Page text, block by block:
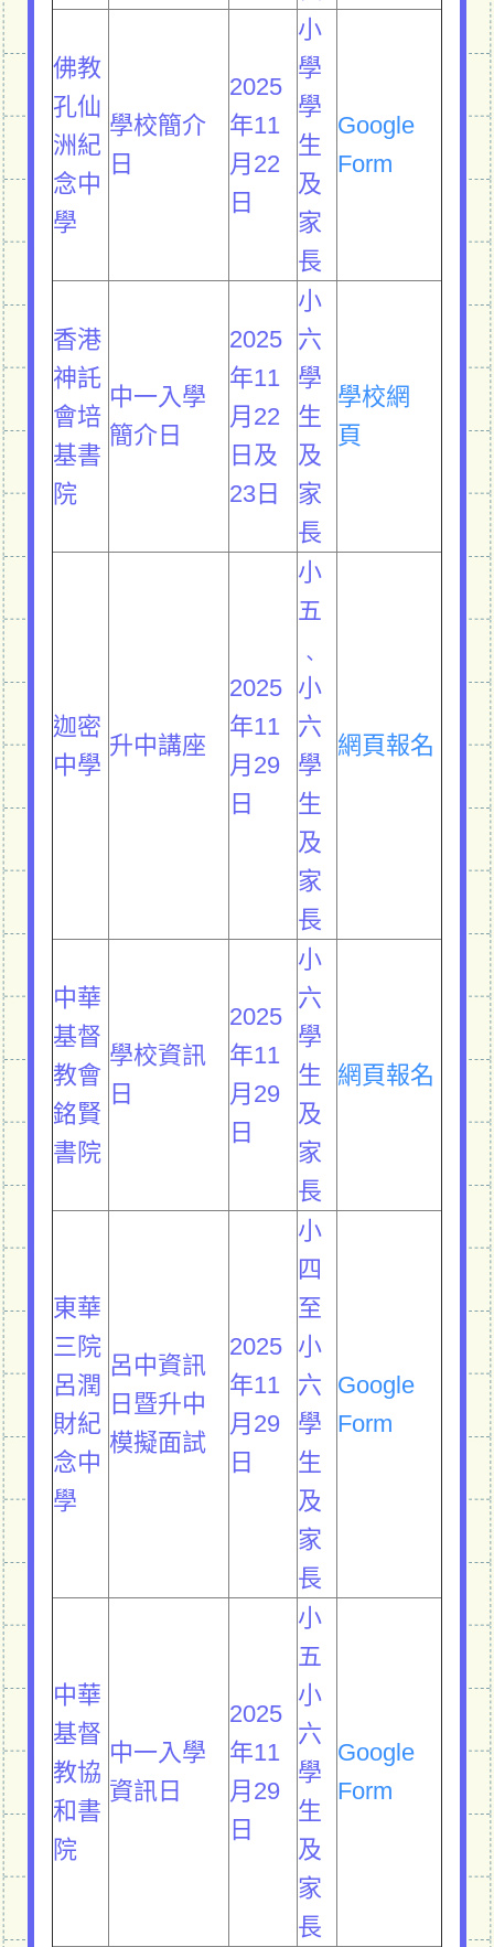
佛教
孔仙
洲紀
念中
學
學校簡介
日
2025
年11
月22
日
小
學
學
生
及
家
長
Google
Form
香港
神託
會培
基書
院
中一入學
簡介日
2025
年11
月22
日及
23日
小
六
學
生
及
家
長
學校網
頁
迦密
中學
升中講座
2025
年11
月29
日
小
五
﹑
小
六
學
生
及
家
長
網頁報名
中華
基督
教會
銘賢
書院
學校資訊
日
2025
年11
月29
日
小
六
學
生
及
家
長
網頁報名
東華
三院
呂潤
財紀
念中
學
呂中資訊
日暨升中
模擬面試
2025
年11
月29
日
小
四
至
小
六
學
生
及
家
長
Google
Form
中華
基督
教協
和書
院
中一入學
資訊日
2025
年11
月29
日
小
五
小
六
學
生
及
家
長
Google
Form